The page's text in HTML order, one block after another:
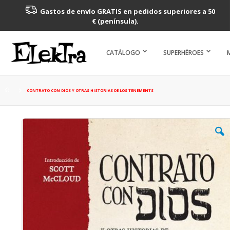
Gastos de envío GRATIS en pedidos superiores a 50
€ (península).
CATÁLOGO SUPERHÉROES
CONTRATO CON DIOS Y OTRAS HISTORIAS DE LOS TENEMENTS
Saltar